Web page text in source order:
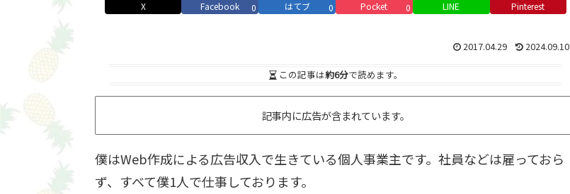
X Facebook 0 はてブ 0 Pocket 0 LINE Pinterest
2017.04.29 2024.09.10
この記事は約6分で読めます。
記事内に広告が含まれています。
僕はWeb作成による広告収入で生きている個人事業主です。社員などは雇っておら
ず、すべて僕1人で仕事しております。